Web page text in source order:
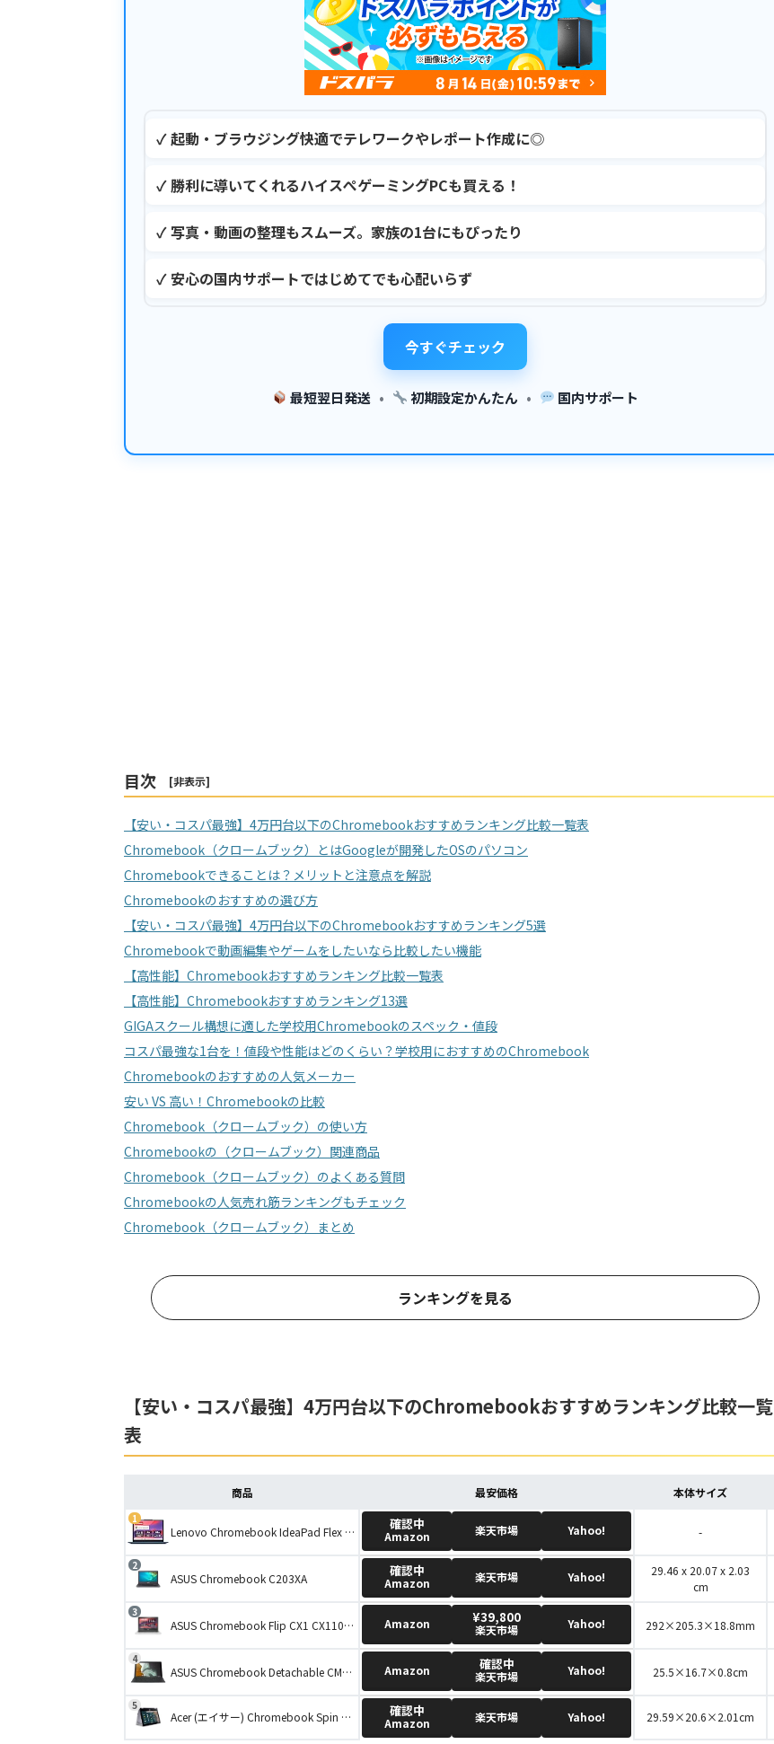
✓ 起動・ブラウジング快適でテレワークやレポート作成に◎
✓ 勝利に導いてくれるハイスぺゲーミングPCも買える！
✓ 写真・動画の整理もスムーズ。家族の1台にもぴったり
✓ 安心の国内サポートではじめてでも心配いらず
今すぐチェック
最短翌日発送 • 初期設定かんたん • 国内サポート
目次 [非表示]
【安い・コスパ最強】4万円台以下のChromebookおすすめランキング比較一覧表
Chromebook（クロームブック）とはGoogleが開発したOSのパソコン
Chromebookできることは？メリットと注意点を解説
Chromebookのおすすめの選び方
【安い・コスパ最強】4万円台以下のChromebookおすすめランキング5選
Chromebookで動画編集やゲームをしたいなら比較したい機能
【高性能】Chromebookおすすめランキング比較一覧表
【高性能】Chromebookおすすめランキング13選
GIGAスクール構想に適した学校用Chromebookのスペック・値段
コスパ最強な1台を！値段や性能はどのくらい？学校用におすすめのChromebook
Chromebookのおすすめの人気メーカー
安い VS 高い！Chromebookの比較
Chromebook（クロームブック）の使い方
Chromebookの（クロームブック）関連商品
Chromebook（クロームブック）のよくある質問
Chromebookの人気売れ筋ランキングもチェック
Chromebook（クロームブック）まとめ
ランキングを見る
【安い・コスパ最強】4万円台以下のChromebookおすすめランキング比較一覧
表
商品 最安価格 本体サイズ
Lenovo Chromebook IdeaPad Flex 3i Gen8 82XH001KJP 確認中
Amazon 楽天市場 Yahoo! -
ASUS Chromebook C203XA 確認中
Amazon 楽天市場 Yahoo!
29.46 x 20.07 x 2.03
cm
ASUS Chromebook Flip CX1 CX1102FKA-MK0037 Amazon ¥39,800
楽天市場 Yahoo! 292×205.3×18.8mm
ASUS Chromebook Detachable CM3 CM3000DVA-HT0019/A Amazon 確認中
楽天市場 Yahoo! 25.5×16.7×0.8cm
Acer (エイサー) Chromebook Spin 311 CP311-2H-C7QD 確認中
Amazon 楽天市場 Yahoo! ‎29.59×20.6×2.01cm